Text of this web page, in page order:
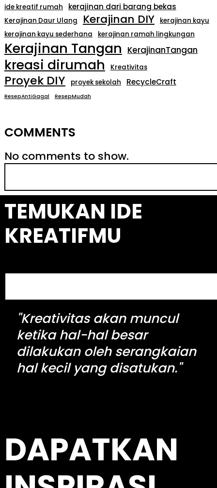
ide kreatif rumah kerajinan dari barang bekas
Kerajinan Daur Ulang Kerajinan DIY
kerajinan kayu
kerajinan kayu sederhana
kerajinan ramah lingkungan
Kerajinan Tangan KerajinanTangan
kreasi dirumah Kreativitas
Proyek DIY proyek sekolah RecycleCraft
ResepAntiGagal ResepMudah
COMMENTS
No comments to show.
S
a
r
c
h
TEMUKAN IDE
KREATIFMU
S
"Kreativitas akan muncul
ketika hal-hal besar
dilakukan oleh serangkaian
hal kecil yang disatukan."
DAPATKAN